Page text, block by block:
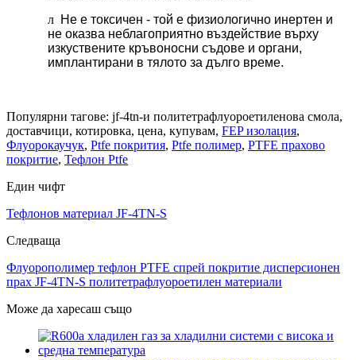
л Не е токсичен - той е физиологично инертен и
не оказва неблагоприятно въздействие върху
изкуствените кръвоносни съдове и органи,
имплантирани в тялото за дълго време.
Популярни тагове: jf-4tn-и политетрафлуороетиленова смола,
доставчици, котировка, цена, купувам, FEP изолация,
Флуорокаучук, Ptfe покрития, Ptfe полимер, PTFE прахово
покритие, Тефлон Ptfe
Един чифт
Тефлонов материал JF-4TN-S
Следваща
Флуорополимер тефлон PTFE спрей покритие дисперсионен
прах JF-4TN-S политетрафлуороетилен материали
Може да харесаш също